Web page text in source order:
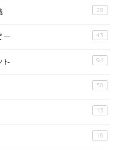
20
ー 43
ト 94
50
13
16